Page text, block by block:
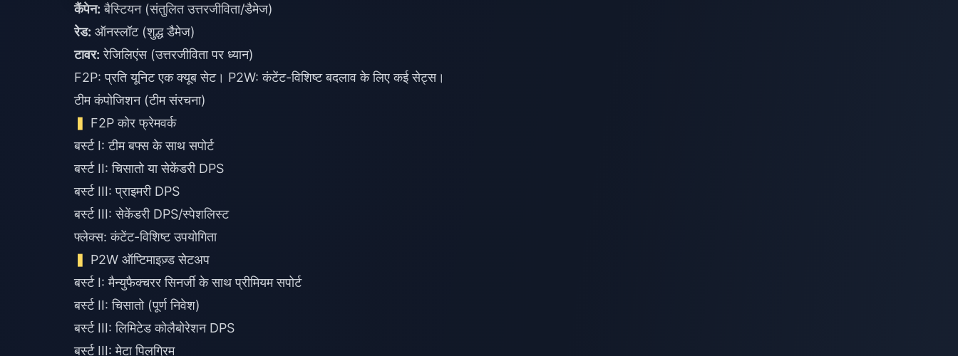
कैंपेन: बैस्टियन (संतुलित उत्तरजीविता/डैमेज)
रेड: ऑनस्लॉट (शुद्ध डैमेज)
टावर: रेजिलिएंस (उत्तरजीविता पर ध्यान)
F2P: प्रति यूनिट एक क्यूब सेट। P2W: कंटेंट-विशिष्ट बदलाव के लिए कई सेट्स।
टीम कंपोजिशन (टीम संरचना)
F2P कोर फ्रेमवर्क
बर्स्ट I: टीम बफ्स के साथ सपोर्ट
बर्स्ट II: चिसातो या सेकेंडरी DPS
बर्स्ट III: प्राइमरी DPS
बर्स्ट III: सेकेंडरी DPS/स्पेशलिस्ट
फ्लेक्स: कंटेंट-विशिष्ट उपयोगिता
P2W ऑप्टिमाइज़्ड सेटअप
बर्स्ट I: मैन्युफैक्चरर सिनर्जी के साथ प्रीमियम सपोर्ट
बर्स्ट II: चिसातो (पूर्ण निवेश)
बर्स्ट III: लिमिटेड कोलैबोरेशन DPS
बर्स्ट III: मेटा पिलग्रिम